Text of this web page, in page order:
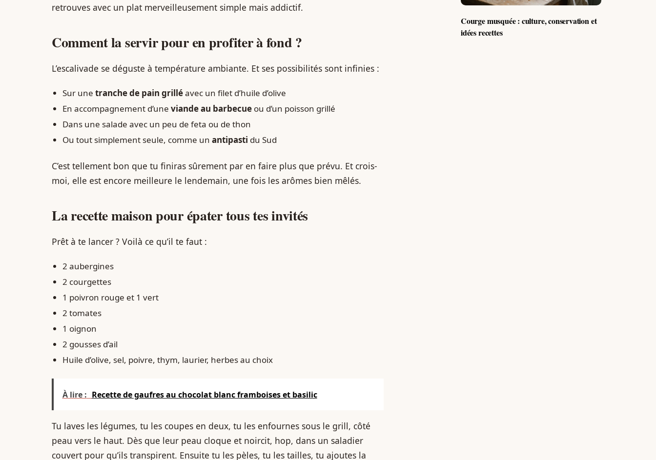
retrouves avec un plat merveilleusement simple mais addictif.
Comment la servir pour en profiter à fond ?
L’escalivade se déguste à température ambiante. Et ses possibilités sont infinies :
Sur une tranche de pain grilléavec un filet d’huile d’olive
En accompagnement d’une viande au barbecue ou d’un poisson grillé
Dans une salade avec un peu de feta ou de thon
Ou tout simplement seule, comme un antipasti du Sud
C’est tellement bon que tu finiras sûrement par en faire plus que prévu. Et crois-
moi, elle est encore meilleure le lendemain, une fois les arômes bien mêlés.
La recette maison pour épater tous tes invités
Prêt à te lancer ? Voilà ce qu’il te faut :
2 aubergines
2 courgettes
1 poivron rouge et 1 vert
2 tomates
1 oignon
2 gousses d’ail
Huile d’olive, sel, poivre, thym, laurier, herbes au choix
À lire : Recette de gaufres au chocolat blanc framboises et basilic
Tu laves les légumes, tu les coupes en deux, tu les enfournes sous le grill, côté
peau vers le haut. Dès que leur peau cloque et noircit, hop, dans un saladier
couvert pour qu’ils transpirent. Ensuite tu les pèles, tu les tailles, tu ajoutes la
Courge musquée : culture, conservation et
idées recettes